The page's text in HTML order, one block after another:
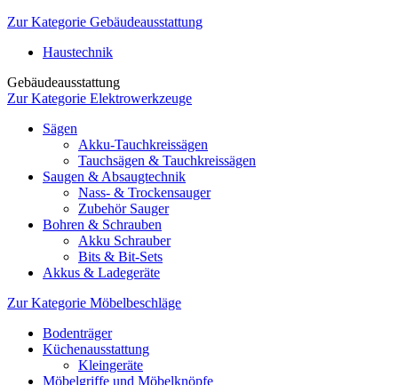
Zur Kategorie Gebäudeausstattung
Haustechnik
Gebäudeausstattung
Zur Kategorie Elektrowerkzeuge
Sägen
Akku-Tauchkreissägen
Tauchsägen & Tauchkreissägen
Saugen & Absaugtechnik
Nass- & Trockensauger
Zubehör Sauger
Bohren & Schrauben
Akku Schrauber
Bits & Bit-Sets
Akkus & Ladegeräte
Zur Kategorie Möbelbeschläge
Bodenträger
Küchenausstattung
Kleingeräte
Möbelgriffe und Möbelknöpfe